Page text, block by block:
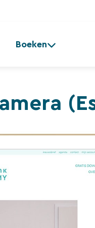
Boeken